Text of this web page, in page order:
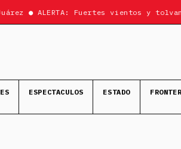
● ALERTA: Fuertes vientos y
ESPECTACULOS ESTADO